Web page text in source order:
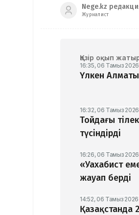
Nege.kz
Журналист
Қазір оқып
16:35, 06 Тамыз 2026
Үлкен
16:32, 06 Тамыз 2026
Тойдағы
түсіндірді
16:26, 06 Тамыз 2026
«Уахабист
жауап берді
14:52, 06 Тамыз 2026
Қазақстанда